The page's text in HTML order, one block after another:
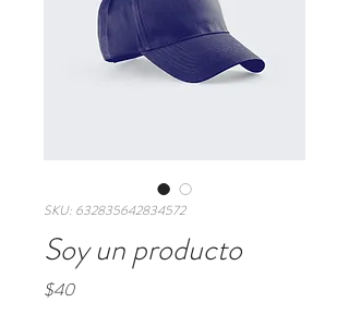
SKU: 632835642834572
Soy un producto
$40Precio